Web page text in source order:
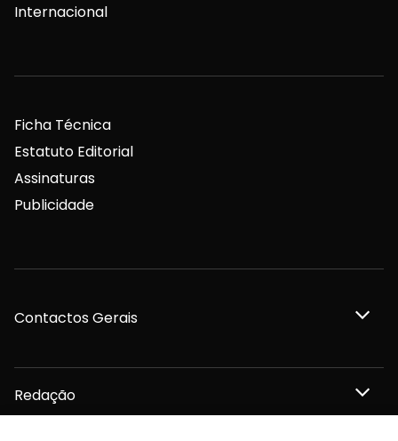
Internacional
Ficha Técnica
Estatuto Editorial
Assinaturas
Publicidade
Contactos Gerais
Redação